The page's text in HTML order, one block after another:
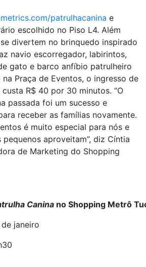
patrulhacanina e
escolhido no Piso L4. Além
divertem no brinquedo inspirado
navio escorregador, labirintos,
gato e barco anfíbio patrulheiro
Praça de Eventos, o ingresso de
R$ 40 por 30 minutos. “O
passada foi um sucesso e
receber as famílias novamente.
é muito especial para nós e
aproveitam”, diz Cíntia
de Marketing do Shopping
Canina no Shopping Metrô
janeiro